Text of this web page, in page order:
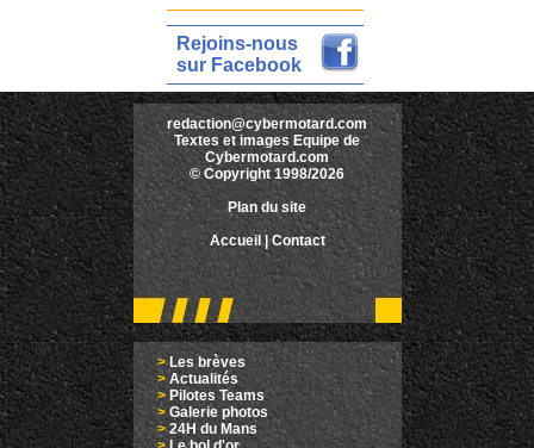
Rejoins-nous
sur Facebook
redaction@cybermotard.com
Textes et images Equipe de
Cybermotard.com
© Copyright 1998/2026
Plan du site
Accueil|Contact
>Les brèves
>Actualités
> Pilotes Teams
>Galerie photos
>24H du Mans